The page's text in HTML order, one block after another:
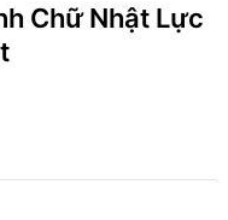
Chữ Nhật Lực